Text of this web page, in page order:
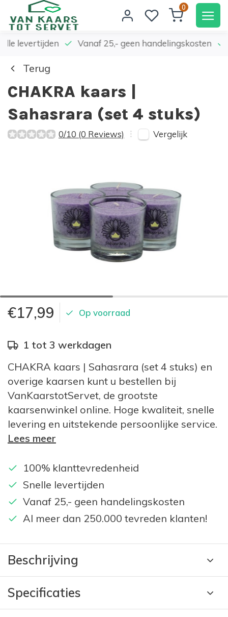
0
levertijden Vanaf 25,- geen handelingskosten
Terug
CHAKRA kaars |
Sahasrara (set 4 stuks)
0/10 (0 Reviews) Vergelijk
€17,99 Op voorraad
1 tot 3 werkdagen
CHAKRA kaars | Sahasrara (set 4 stuks) en
overige kaarsen kunt u bestellen bij
VanKaarstotServet, de grootste
kaarsenwinkel online. Hoge kwaliteit, snelle
levering en uitstekende persoonlijke service.
Lees meer
100% klanttevredenheid
Snelle levertijden
Vanaf 25,- geen handelingskosten
Al meer dan 250.000 tevreden klanten!
Beschrijving
Specificaties